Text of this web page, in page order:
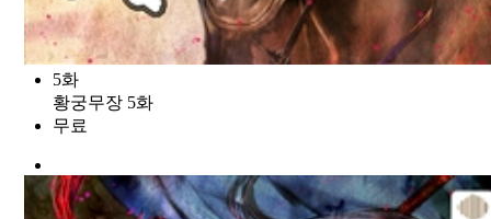
5화
황궁무장 5화
무료